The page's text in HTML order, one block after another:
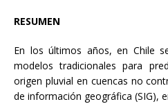
RESUMEN
En los últimos años, en Chile
modelos tradicionales para
origen pluvial en cuencas no
de información geográfica (SIG),